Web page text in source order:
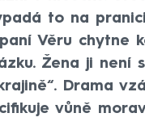
to na
Věru chytne
Žena ji není
Drama
vůně